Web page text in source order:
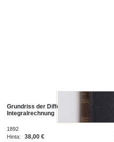
Grundriss der Differential- und
Integralrechnung
1892
Hinta:
38,00 €